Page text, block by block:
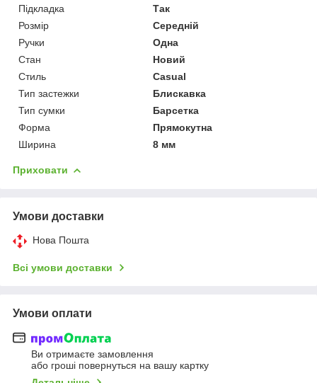
Підкладка
Так
Розмір
Середній
Ручки
Одна
Стан
Новий
Стиль
Casual
Тип застежки
Блискавка
Тип сумки
Барсетка
Форма
Прямокутна
Ширина
8 мм
Приховати
Умови доставки
Нова Пошта
Всі умови доставки
Умови оплати
Ви отримаєте замовлення
або гроші повернуться на вашу картку